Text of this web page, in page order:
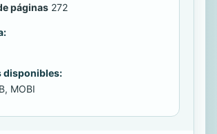
páginas 272
disponibles:
MOBI